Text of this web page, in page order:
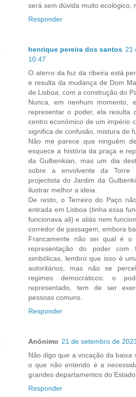
será sem dúvida muito ecológico,
Responder
henrique pereira dos santos 21
10:47
O aterro da foz da ribeira está
e resulta da mudança de Dom
de Lisboa, com a construção do
Nunca, em nenhum momento,
representar o poder, ela resulta
centro económico de um império
significa de confusão, mistura de
Não me parece que ninguém
esquece a história da praça e
da Gulbenkian, mas um dia
sobre a envolvente da Torre
projectista do Jardim da
ilustrar melhor a ideia.
De resto, o Terreiro do Paço
entrada em Lisboa (tinha essa
funcionava ali) e aliás nem
corredor de passagem, embora
Francamente não sei qual é o
representação do poder com
simbólicas, lembro que isso é
autoritários, mas não se
regimes democráticos: o
representado, tem de ser
pessoas comuns.
Responder
Anónimo 21 de setembro de
Não digo que a vocação da baixa
o que não entendo é a
grandes departamentos do Estado.
Responder